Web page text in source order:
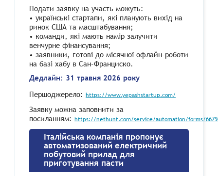
Подати заявку на участь можуть:
• українські стартапи, які планують вихід на
ринок США та масштабування;
• команди, які мають намір залучити
венчурне фінансування;
• заявники, готові до місячної офлайн-роботи
на базі хабу в Сан-Франциско.
Дедлайн: 31 травня 2026 року
Першоджерело: https://www.yepashstartup.com/
Заявку можна заповнити за
посиланням: https://nethunt.com/service/automation/forms/
Італійська компанія пропонує
автоматизований електричний
побутовий прилад для
приготування пасти